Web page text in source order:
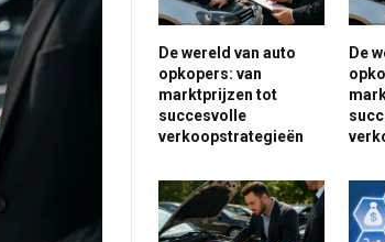
De wereld van auto
opkopers: van
marktprijzen tot
succesvolle
verkoopstrategieën
De